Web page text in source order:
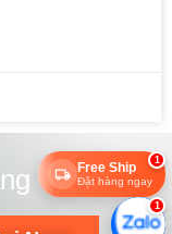
1
Free Ship
Đặt hàng ngay
1